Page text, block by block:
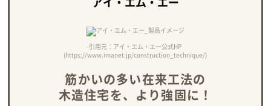
引用元：アイ・エム・エー公式HP
(https://www.imanet.jp/construction_technique/)
筋かいの多い在来工法の
木造住宅を、より強固に！